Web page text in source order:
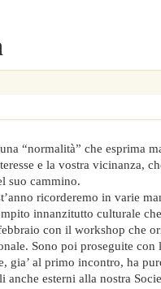
“normalità” che esprima
e la vostra vicinanza,
suo cammino.
ricorderemo in varie
innanzitutto culturale
con il workshop che
Sono poi proseguite con
gia’ al primo incontro, ha
esterni alla nostra